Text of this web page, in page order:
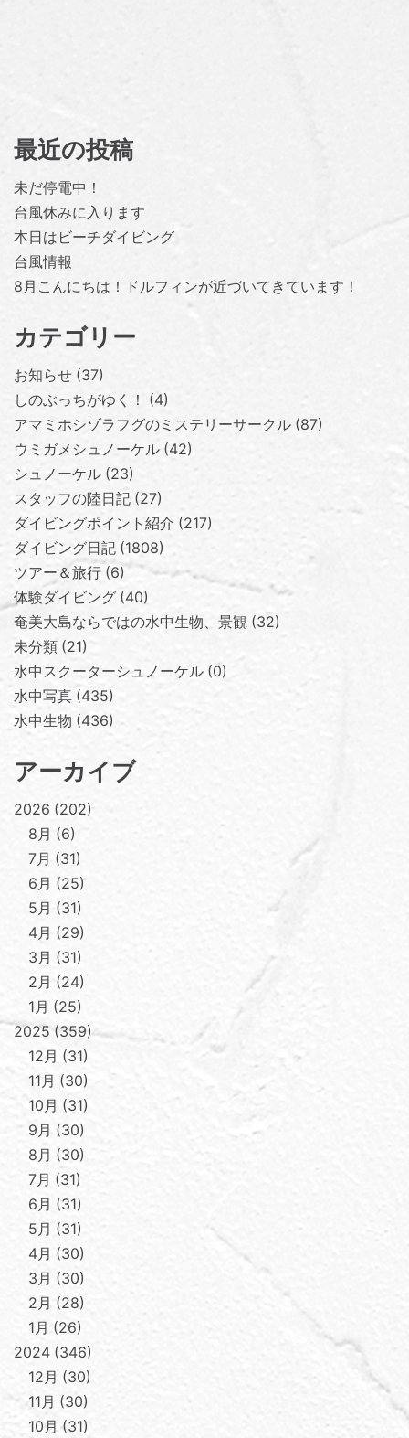
最近の投稿
未だ停電中！
台風休みに入ります
本日はビーチダイビング
台風情報
8月こんにちは！ドルフィンが近づいてきています！
カテゴリー
お知らせ 37
しのぶっちがゆく！
4
アマミホシゾラフグのミステリーサークル 87
ウミガメシュノーケル 42
シュノーケル 23
スタッフの陸日記 27
ダイビングポイント紹介 217
ダイビング日記 1808
ツアー＆旅行 6
体験ダイビング 40
奄美大島ならではの水中生物、景観 32
未分類 21
水中スクーターシュノーケル 0
水中写真 435
水中生物 436
アーカイブ
2026 202
8月
6
7月
31
6月
25
5月
31
4月
29
3月
31
2月
24
1月
25
2025 359
12月
31
11月
30
10月
31
9月
30
8月
30
7月
31
6月
31
5月
31
4月
30
3月
30
2月
28
1月
26
2024 346
12月
30
11月
30
10月
31